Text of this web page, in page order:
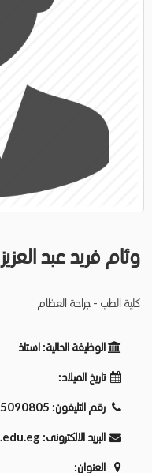
وئام فريد عبد
كلية الطب - جراحة العظام
الوظيفة الحالية: استاذ
تاريخ الميلاد:
رقم التليفون:
البريد الالكترونى:
العنوان: